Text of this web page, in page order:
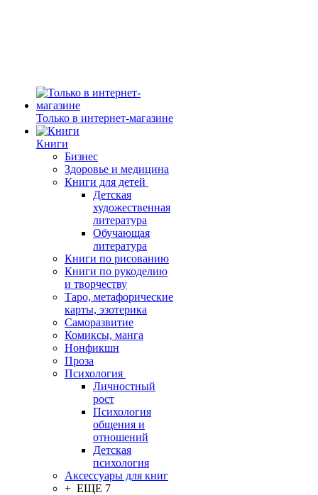
Только в интернет-магазине
Книги
Бизнес
Здоровье и медицина
Книги для детей
Детская
художественная
литература
Обучающая
литература
Книги по рисованию
Книги по рукоделию
и творчеству
Таро, метафорические
карты, эзотерика
Саморазвитие
Комиксы, манга
Нонфикшн
Проза
Психология
Личностный
рост
Психология
общения и
отношений
Детская
психология
Аксессуары для книг
+ ЕЩЕ 7